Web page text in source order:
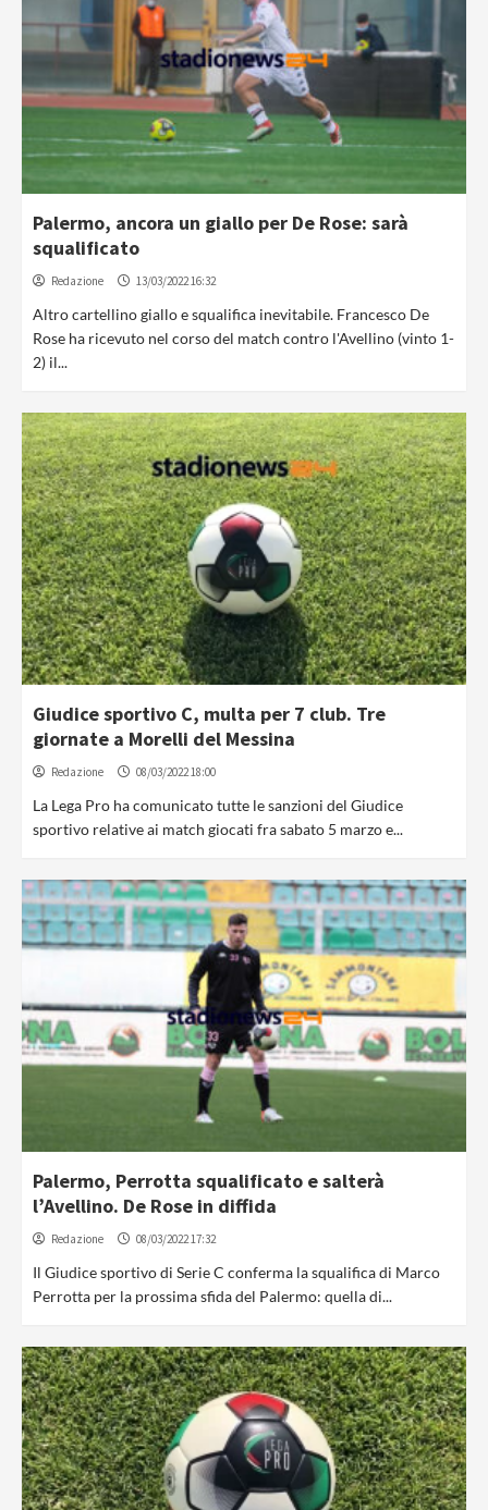
Palermo, ancora un giallo per De Rose: sarà
squalificato
Redazione 13/03/2022 16:32
Altro cartellino giallo e squalifica inevitabile. Francesco De
Rose ha ricevuto nel corso del match contro l'Avellino (vinto 1-
2) il...
Giudice sportivo C, multa per 7 club. Tre
giornate a Morelli del Messina
Redazione 08/03/2022 18:00
La Lega Pro ha comunicato tutte le sanzioni del Giudice
sportivo relative ai match giocati fra sabato 5 marzo e...
Palermo, Perrotta squalificato e salterà
l’Avellino. De Rose in diffida
Redazione 08/03/2022 17:32
Il Giudice sportivo di Serie C conferma la squalifica di Marco
Perrotta per la prossima sfida del Palermo: quella di...